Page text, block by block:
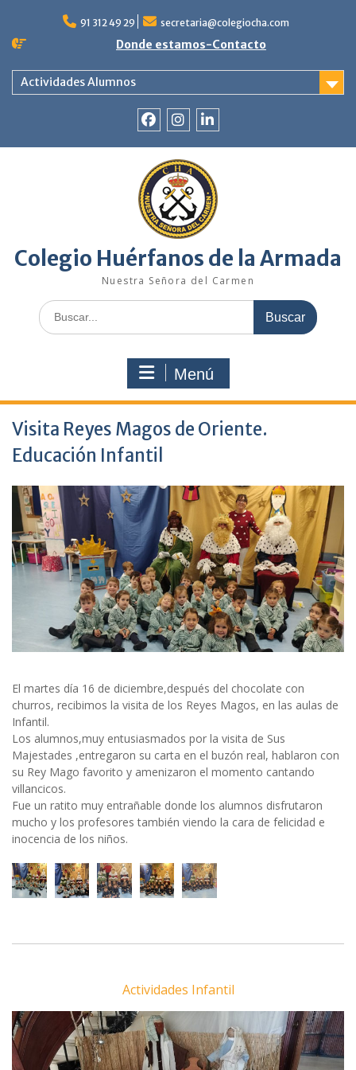
contenido
91 312 49 29 secretaria@colegiocha.com
Donde estamos-Contacto
Actividades Alumnos
Colegio Huérfanos de la Armada
Nuestra Señora del Carmen
Buscar:
Menú
Visita Reyes Magos de Oriente.
Educación Infantil
El martes día 16 de diciembre,después del chocolate con
churros, recibimos la visita de los Reyes Magos, en las aulas de
Infantil.
Los alumnos,muy entusiasmados por la visita de Sus
Majestades ,entregaron su carta en el buzón real, hablaron con
su Rey Mago favorito y amenizaron el momento cantando
villancicos.
Fue un ratito muy entrañable donde los alumnos disfrutaron
mucho y los profesores también viendo la cara de felicidad e
inocencia de los niños.
Actividades Infantil